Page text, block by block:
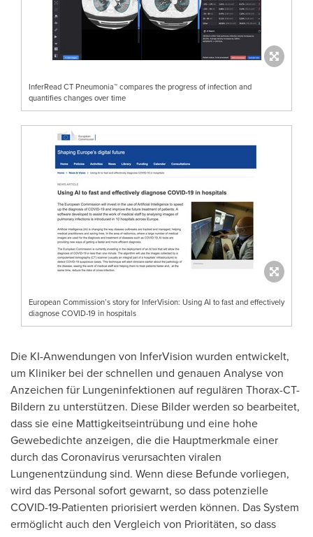
InferRead CT Pneumonia™ compares the progress of infection and
quantifies changes over time
European Commission’s story for InferVision: Using AI to fast and effectively
diagnose COVID-19 in hospitals
Die KI-Anwendungen von InferVision wurden entwickelt,
um Kliniker bei der schnellen und genauen Analyse von
Anzeichen für Lungeninfektionen auf regulären Thorax-CT-
Bildern zu unterstützen. Diese Bilderwerden so bearbeitet,
dass sie eine Mattigkeitseintrübung und eine hohe
Gewebedichte anzeigen, die die Hauptmerkmale einer
durch das Coronavirus verursachten viralen
Lungenentzündung sind. Wenn diese Befunde vorliegen,
wird das Personal sofort gewarnt, so dass potenzielle
COVID-19-Patienten priorisiert werden können. Das System
ermöglicht auch den Vergleich von Prioritäten, so dass